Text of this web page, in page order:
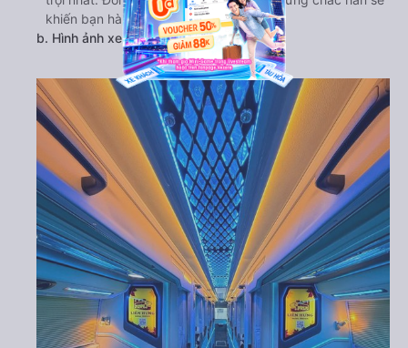
khiến bạn hài lòng.
b. Hình ảnh xe Liên Hưng